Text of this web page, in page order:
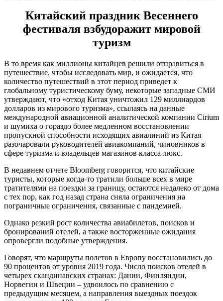
Китайский праздник Весеннего
фестиваля взбудоражит мировой
туризм
В то время как миллионы китайцев решили отправиться в
путешествие, чтобы исследовать мир, и ожидается, что
количество путешествий в этот период приведет к
глобальному туристическому буму, некоторые западные СМИ
утверждают, что «отход Китая уничтожил 129 миллиардов
долларов из мирового туризма», ссылаясь на данные
международной авиационной аналитической компании Cirium
и шумиха о гораздо более медленном восстановлении
пропускной способности исходящих авиалиний из Китая
разочаровали руководителей авиакомпаний, чиновников в
сфере туризма и владельцев магазинов класса люкс.
В недавнем отчете Bloomberg говорится, что китайские
туристы, которые когда-то тратили больше всех в мире
тратителями на поездки за границу, остаются недалеко от дома
с тех пор, как год назад страна сняла ограничения на
пограничные ограничения, связанные с пандемией.
Однако резкий рост количества авиабилетов, поисков и
бронирований отелей, а также восторженные ожидания
опровергли подобные утверждения.
Говорят, что маршруты полетов в Европу восстановились до
90 процентов от уровня 2019 года. Число поисков отелей в
четырех скандинавских странах: Дании, Финляндии,
Норвегии и Швеции – удвоилось по сравнению с
предыдущим месяцем, а направления выездных поездок